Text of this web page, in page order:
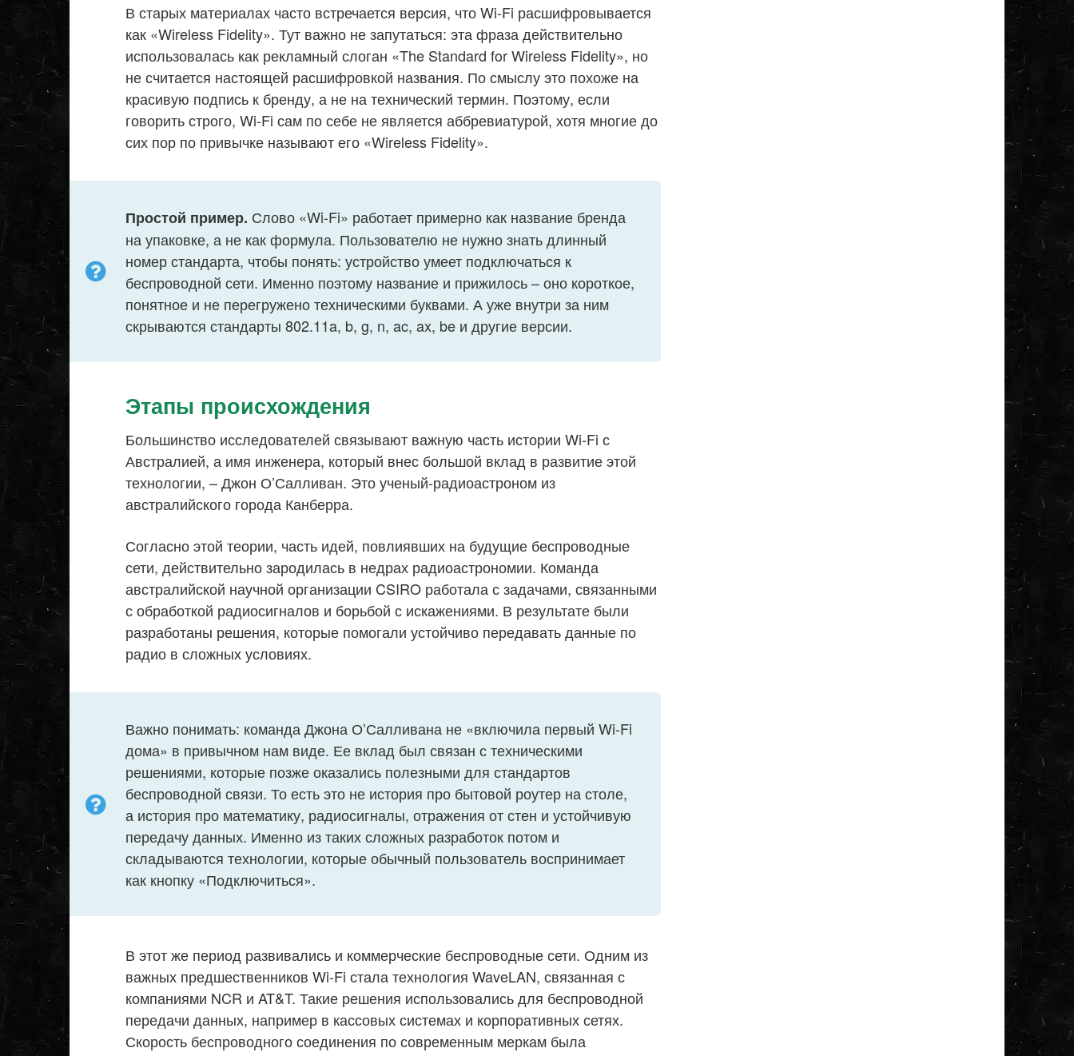
В старых материалах часто встречается версия, что Wi-Fi расшифровывается
как «Wireless Fidelity». Тут важно не запутаться: эта фраза действительно
использовалась как рекламный слоган «The Standard for Wireless Fidelity», но
не считается настоящей расшифровкой названия. По смыслу это похоже на
красивую подпись к бренду, а не на технический термин. Поэтому, если
говорить строго, Wi-Fi сам по себе не является аббревиатурой, хотя многие до
сих пор по привычке называют его «Wireless Fidelity».
Простой пример. Слово «Wi-Fi» работает примерно как название бренда
на упаковке, а не как формула. Пользователю не нужно знать длинный
номер стандарта, чтобы понять: устройство умеет подключаться к
беспроводной сети. Именно поэтому название и прижилось – оно короткое,
понятное и не перегружено техническими буквами. А уже внутри за ним
скрываются стандарты 802.11a, b, g, n, ac, ax, be и другие версии.
Этапы происхождения
Большинство исследователей связывают важную часть истории Wi-Fi с
Австралией, а имя инженера, который внес большой вклад в развитие этой
технологии, – Джон О’Салливан. Это ученый-радиоастроном из
австралийского города Канберра.
Согласно этой теории, часть идей, повлиявших на будущие беспроводные
сети, действительно зародилась в недрах радиоастрономии. Команда
австралийской научной организации CSIRO работала с задачами, связанными
с обработкой радиосигналов и борьбой с искажениями. В результате были
разработаны решения, которые помогали устойчиво передавать данные по
радио в сложных условиях.
Важно понимать: команда Джона О’Салливана не «включила первый Wi-Fi
дома» в привычном нам виде. Ее вклад был связан с техническими
решениями, которые позже оказались полезными для стандартов
беспроводной связи. То есть это не история про бытовой роутер на столе,
а история про математику, радиосигналы, отражения от стен и устойчивую
передачу данных. Именно из таких сложных разработок потом и
складываются технологии, которые обычный пользователь воспринимает
как кнопку «Подключиться».
В этот же период развивались и коммерческие беспроводные сети. Одним из
важных предшественников Wi-Fi стала технология WaveLAN, связанная с
компаниями NCR и AT&T. Такие решения использовались для беспроводной
передачи данных, например в кассовых системах и корпоративных сетях.
Скорость беспроводного соединения по современным меркам была